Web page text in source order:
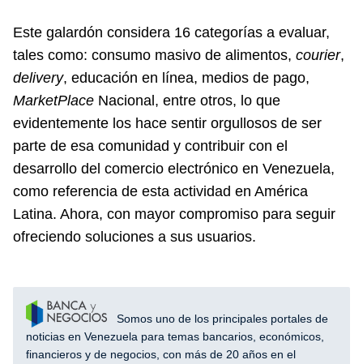
Este galardón considera 16 categorías a evaluar,
tales como: consumo masivo de alimentos, courier,
delivery, educación en línea, medios de pago,
MarketPlace Nacional, entre otros, lo que
evidentemente los hace sentir orgullosos de ser
parte de esa comunidad y contribuir con el
desarrollo del comercio electrónico en Venezuela,
como referencia de esta actividad en América
Latina. Ahora, con mayor compromiso para seguir
ofreciendo soluciones a sus usuarios.
Somos uno de los principales portales de
noticias en Venezuela para temas bancarios, económicos,
financieros y de negocios, con más de 20 años en el